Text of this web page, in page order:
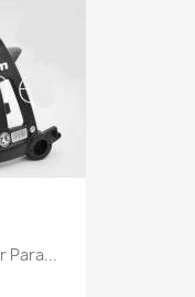
Para...